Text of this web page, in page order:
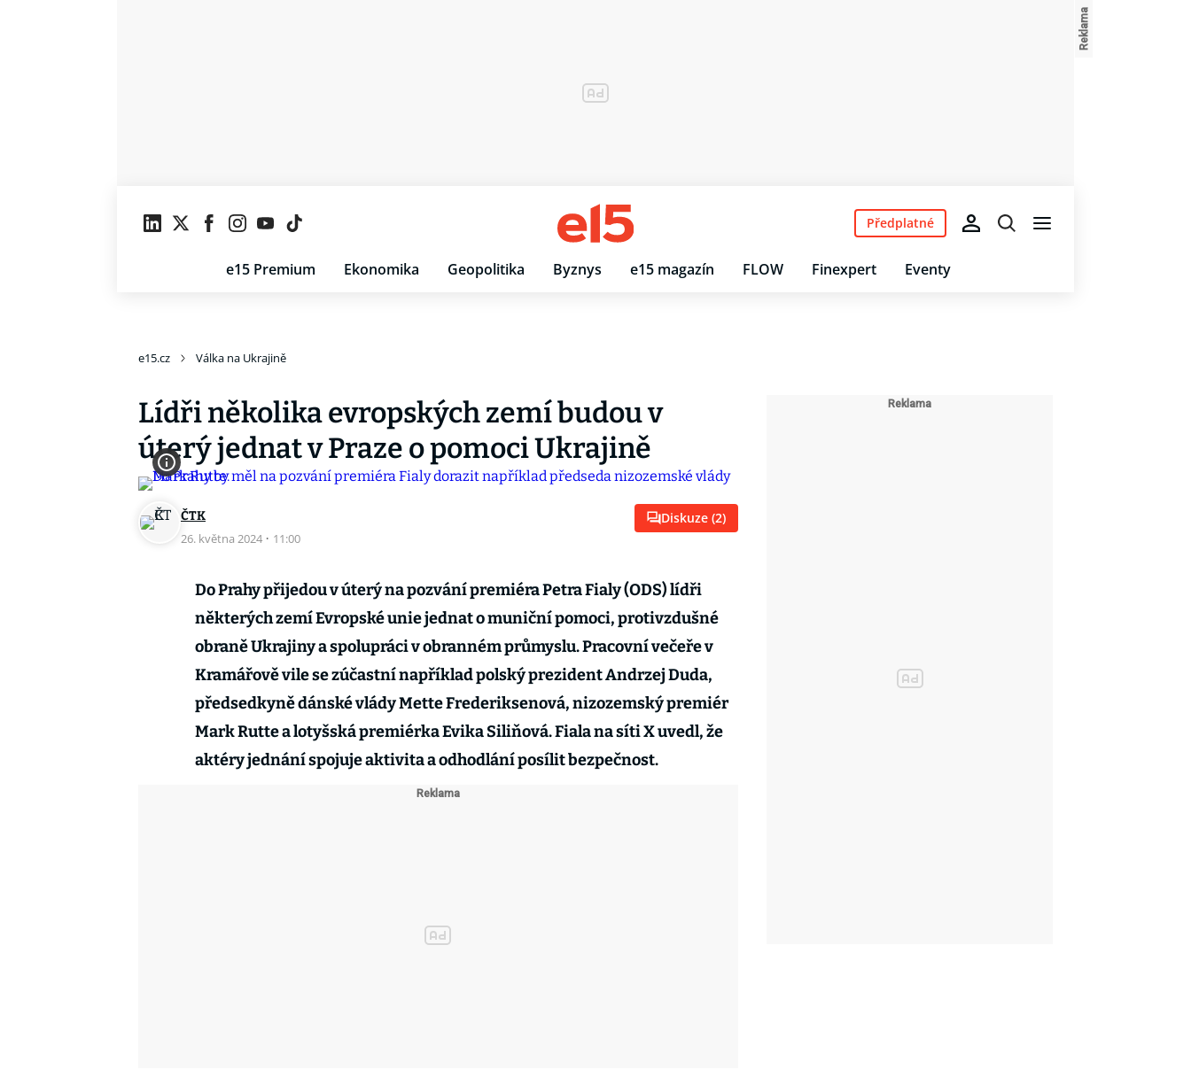
e15 Premium Ekonomika Geopolitika Byznys e15 magazín FLOW Finexpert Eventy
Předplatné
e15.cz Válka na Ukrajině
Lídři několika evropských zemí budou v
úterý jednat v Praze o pomoci Ukrajině
ČTK
26. května 2024 · 11:00
Diskuze (2)
Do Prahy přijedou v úterý na pozvání premiéra Petra Fialy (ODS) lídři
některých zemí Evropské unie jednat o muniční pomoci, protivzdušné
obraně Ukrajiny a spolupráci v obranném průmyslu. Pracovní večeře v
Kramářově vile se zúčastní například polský prezident Andrzej Duda,
předsedkyně dánské vlády Mette Frederiksenová, nizozemský premiér
Mark Rutte a lotyšská premiérka Evika Siliňová. Fiala na síti X uvedl, že
aktéry jednání spojuje aktivita a odhodlání posílit bezpečnost.